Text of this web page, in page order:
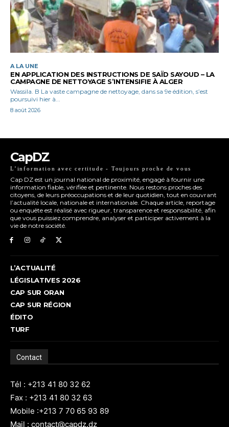
A LA UNE
EN APPLICATION DES INSTRUCTIONS DE SAÏD SAYOUD – LA
CAMPAGNE DE NETTOYAGE S’INTENSIFIE À ALGER
Wassila. B La vaste campagne de nettoyage, dans sa 9e édition, s’est
poursuivi hier à...
8 août 2026
CapDZ
L’information avec certitude - Toujours proche de vous
Cap DZ est un journal national de proximité, engagé à fournir une
information fiable, vérifiée et pertinente. Nous restons proches des
citoyens, de leurs préoccupations et de leur quotidien, tout en couvrant
l’actualité locale, nationale et internationale. Chaque article, reportage
ou enquête est réalisé avec rigueur, transparence et responsabilité, afin
que vous puissiez comprendre, analyser et participer activement à la
vie de notre société.
L’ACTUALITÉ
LÉGISLATIVES 2026
CAP SUR ORAN
CAP SUR RÉGION
ÉDITO
TURF
Contact
Tél : +213 41 80 32 62
Fax : +213 41 80 32 63
Mobile :+213 7 70 65 93 89
Mail : contact@capdz.dz